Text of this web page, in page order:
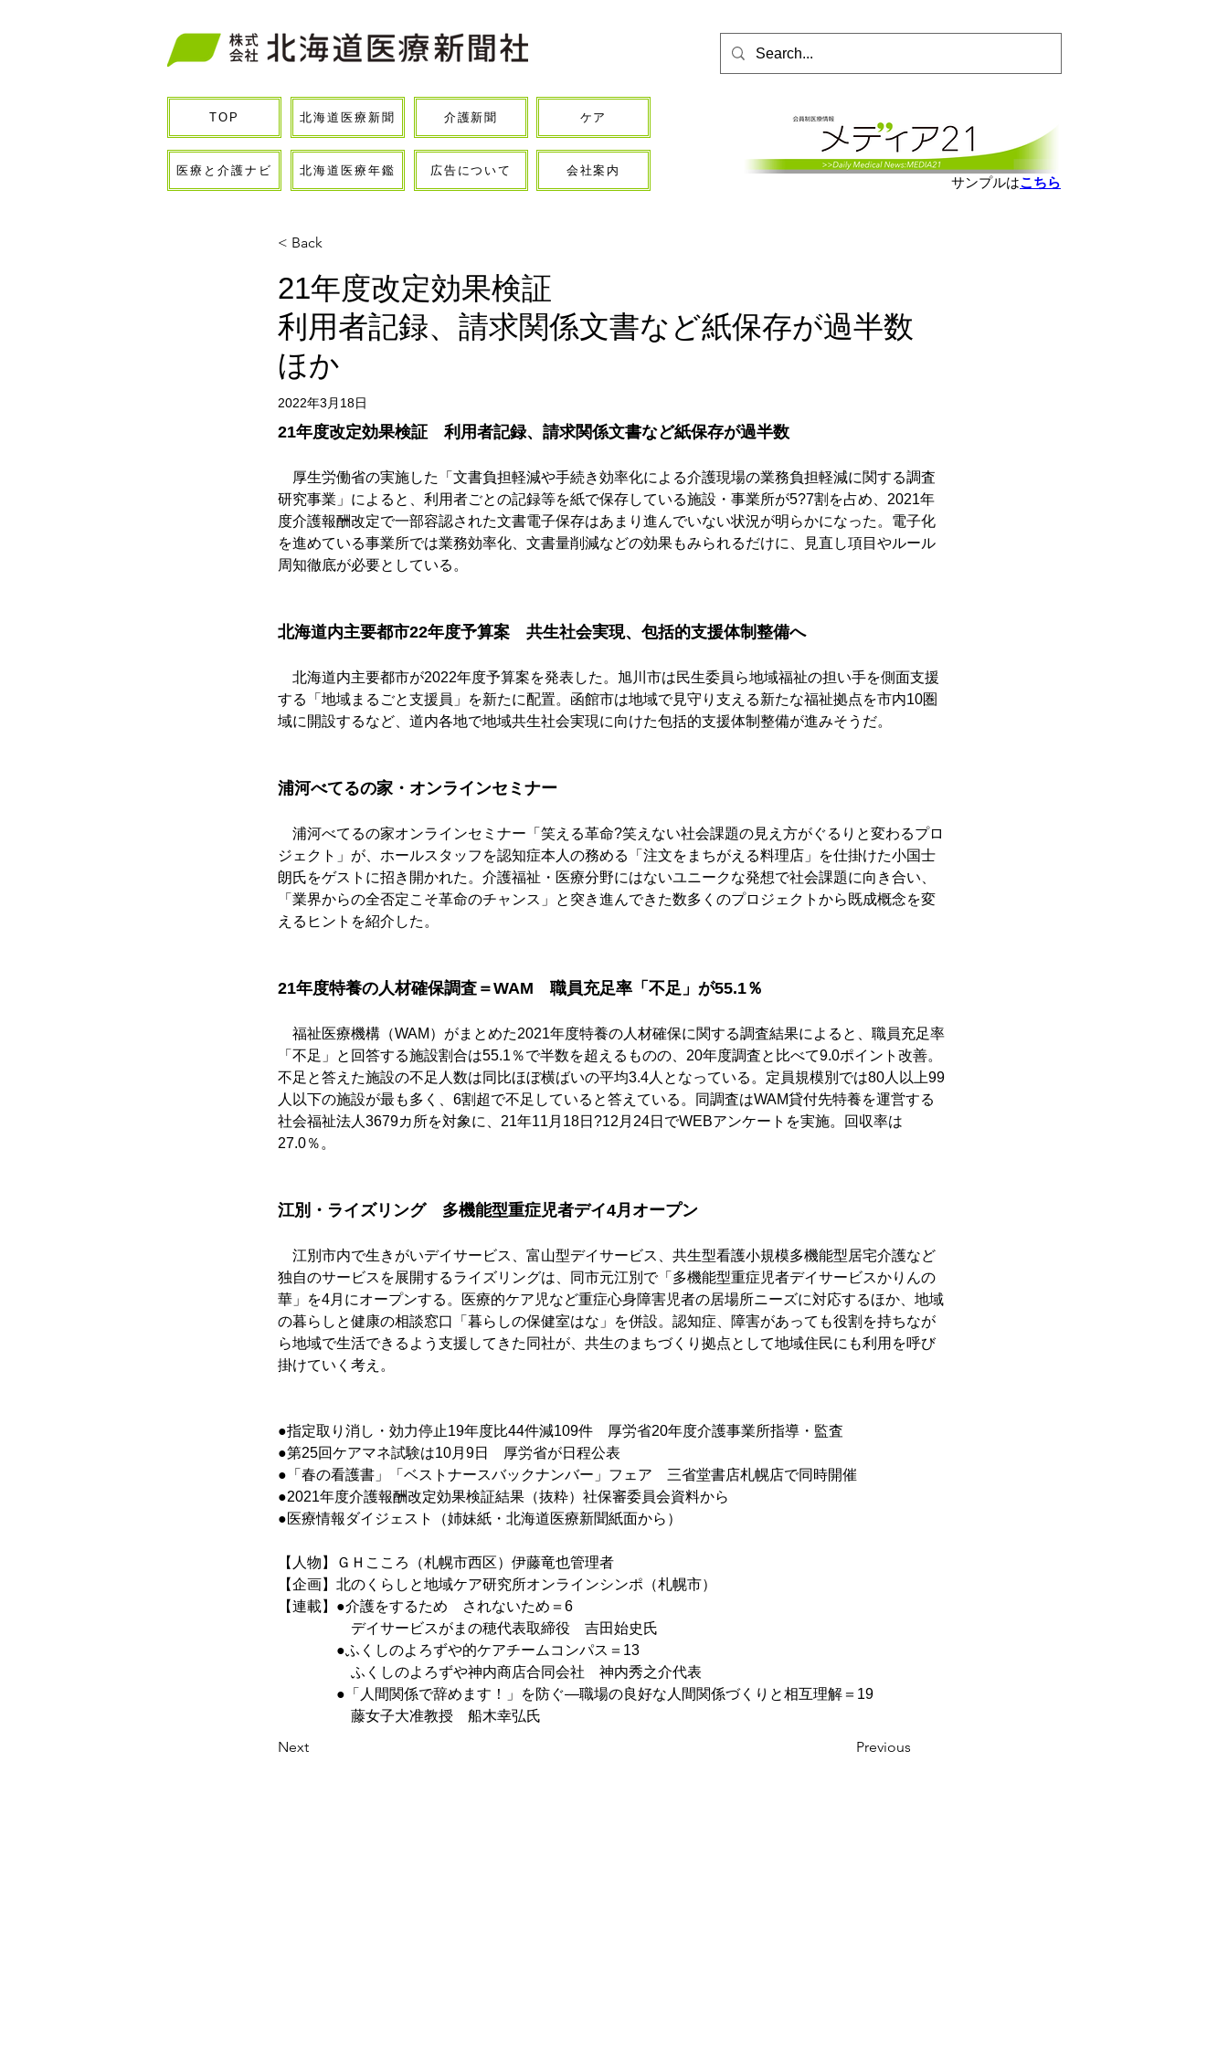
TOP 北海道医療新聞 介護新聞 ケア
医療と介護ナビ 北海道医療年鑑 広告について 会社案内
サンプルはこちら
< Back
21年度改定効果検証
利用者記録、請求関係文書など紙保存が過半数
ほか
2022年3月18日
21年度改定効果検証　利用者記録、請求関係文書など紙保存が過半数
厚生労働省の実施した「文書負担軽減や手続き効率化による介護現場の業務負担軽減に関する調査
研究事業」によると、利用者ごとの記録等を紙で保存している施設・事業所が5?7割を占め、2021年
度介護報酬改定で一部容認された文書電子保存はあまり進んでいない状況が明らかになった。電子化
を進めている事業所では業務効率化、文書量削減などの効果もみられるだけに、見直し項目やルール
周知徹底が必要としている。
北海道内主要都市22年度予算案　共生社会実現、包括的支援体制整備へ
北海道内主要都市が2022年度予算案を発表した。旭川市は民生委員ら地域福祉の担い手を側面支援
する「地域まるごと支援員」を新たに配置。函館市は地域で見守り支える新たな福祉拠点を市内10圏
域に開設するなど、道内各地で地域共生社会実現に向けた包括的支援体制整備が進みそうだ。
浦河べてるの家・オンラインセミナー
浦河べてるの家オンラインセミナー「笑える革命?笑えない社会課題の見え方がぐるりと変わるプロ
ジェクト」が、ホールスタッフを認知症本人の務める「注文をまちがえる料理店」を仕掛けた小国士
朗氏をゲストに招き開かれた。介護福祉・医療分野にはないユニークな発想で社会課題に向き合い、
「業界からの全否定こそ革命のチャンス」と突き進んできた数多くのプロジェクトから既成概念を変
えるヒントを紹介した。
21年度特養の人材確保調査＝WAM　職員充足率「不足」が55.1％
福祉医療機構（WAM）がまとめた2021年度特養の人材確保に関する調査結果によると、職員充足率
「不足」と回答する施設割合は55.1％で半数を超えるものの、20年度調査と比べて9.0ポイント改善。
不足と答えた施設の不足人数は同比ほぼ横ばいの平均3.4人となっている。定員規模別では80人以上99
人以下の施設が最も多く、6割超で不足していると答えている。同調査はWAM貸付先特養を運営する
社会福祉法人3679カ所を対象に、21年11月18日?12月24日でWEBアンケートを実施。回収率は
27.0％。
江別・ライズリング　多機能型重症児者デイ4月オープン
江別市内で生きがいデイサービス、富山型デイサービス、共生型看護小規模多機能型居宅介護など
独自のサービスを展開するライズリングは、同市元江別で「多機能型重症児者デイサービスかりんの
華」を4月にオープンする。医療的ケア児など重症心身障害児者の居場所ニーズに対応するほか、地域
の暮らしと健康の相談窓口「暮らしの保健室はな」を併設。認知症、障害があっても役割を持ちなが
ら地域で生活できるよう支援してきた同社が、共生のまちづくり拠点として地域住民にも利用を呼び
掛けていく考え。
●指定取り消し・効力停止19年度比44件減109件　厚労省20年度介護事業所指導・監査
●第25回ケアマネ試験は10月9日　厚労省が日程公表
●「春の看護書」「ベストナースバックナンバー」フェア　三省堂書店札幌店で同時開催
●2021年度介護報酬改定効果検証結果（抜粋）社保審委員会資料から
●医療情報ダイジェスト（姉妹紙・北海道医療新聞紙面から）
【人物】ＧＨこころ（札幌市西区）伊藤竜也管理者
【企画】北のくらしと地域ケア研究所オンラインシンポ（札幌市）
【連載】●介護をするため　されないため＝6
デイサービスがまの穂代表取締役　吉田始史氏
●ふくしのよろずや的ケアチームコンパス＝13
ふくしのよろずや神内商店合同会社　神内秀之介代表
●「人間関係で辞めます！」を防ぐ―職場の良好な人間関係づくりと相互理解＝19
藤女子大准教授　船木幸弘氏
Next Previous